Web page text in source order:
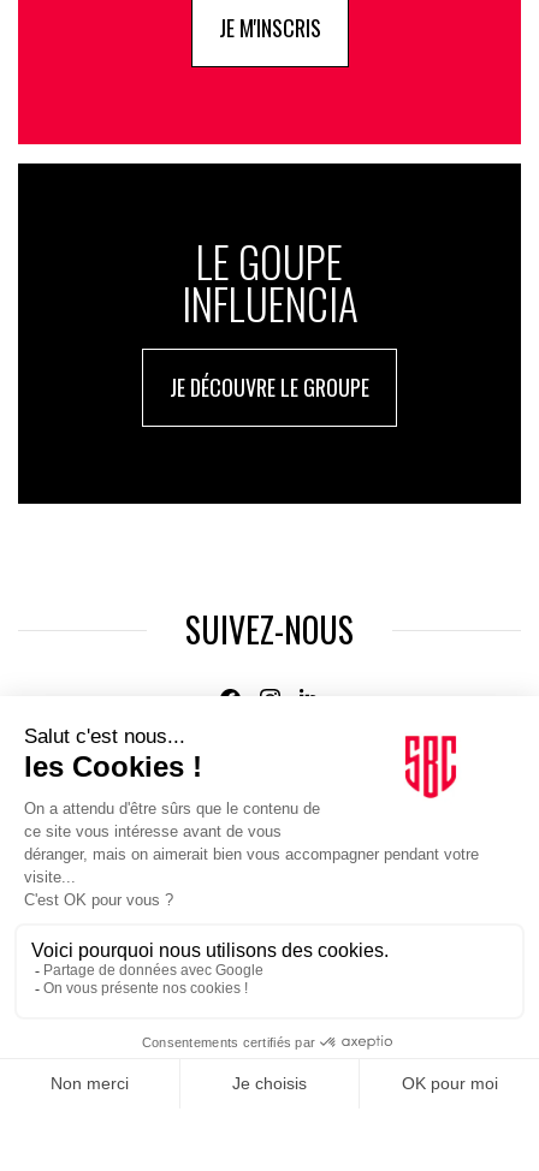
JE M'INSCRIS
LE GOUPE
INFLUENCIA
JE DÉCOUVRE LE GROUPE
SUIVEZ-NOUS
Agence web:Novius